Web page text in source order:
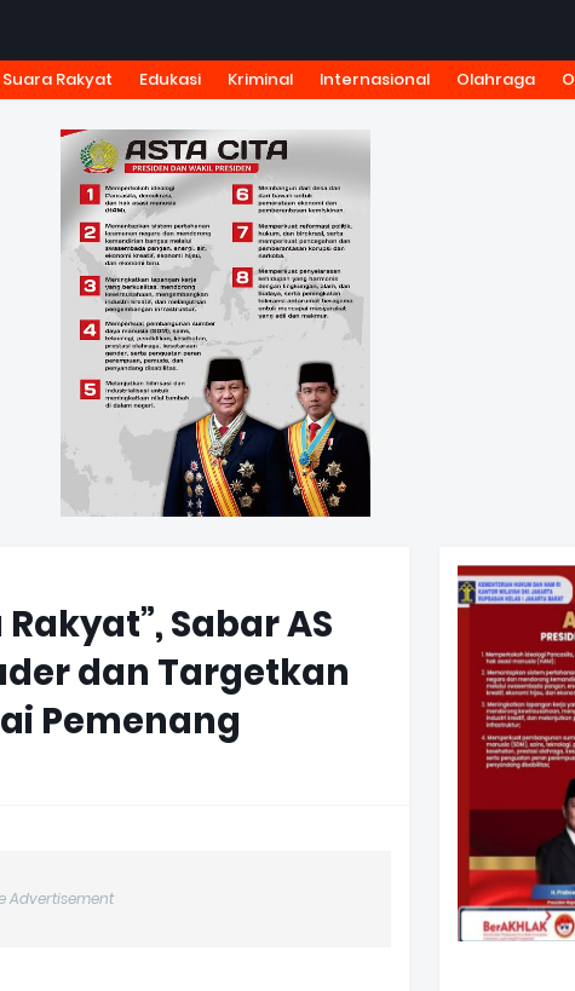
TARIF IKLAN PEDOMAN MEDIA SIBER KODE ETIK
Suara Rakyat Edukasi Kriminal Internasional Olahraga
Sabar AS
dan Targetkan
Pemenang
Advertisement